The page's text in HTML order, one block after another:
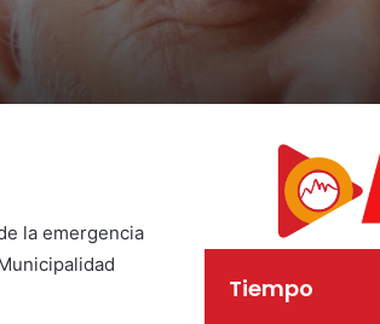
la emergencia
Tiempo